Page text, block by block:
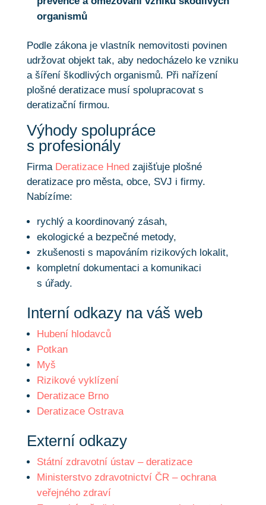
organismů
Podle zákona je vlastník nemovitosti povinen
udržovat objekt tak, aby nedocházelo ke vzniku
a šíření škodlivých organismů. Při nařízení
plošné deratizace musí spolupracovat s
deratizační firmou.
Výhody spolupráce
s profesionály
Firma Deratizace Hnedzajišťuje plošné
deratizace pro města, obce, SVJ i firmy.
Nabízíme:
rychlý a koordinovaný zásah,
ekologické a bezpečné metody,
zkušenosti s mapováním rizikových lokalit,
kompletní dokumentaci a komunikaci
s úřady.
Interní odkazy na váš web
Hubení hlodavců
Potkan
Myš
Rizikové vyklízení
Deratizace Brno
Deratizace Ostrava
Externí odkazy
Státní zdravotní ústav – deratizace
Ministerstvo zdravotnictví ČR – ochrana
veřejného zdraví